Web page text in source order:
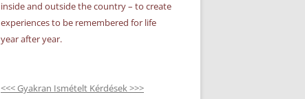
inside and outside the country – to create
experiences to be remembered for life
year after year.
<<< Gyakran Ismételt Kérdések >>>